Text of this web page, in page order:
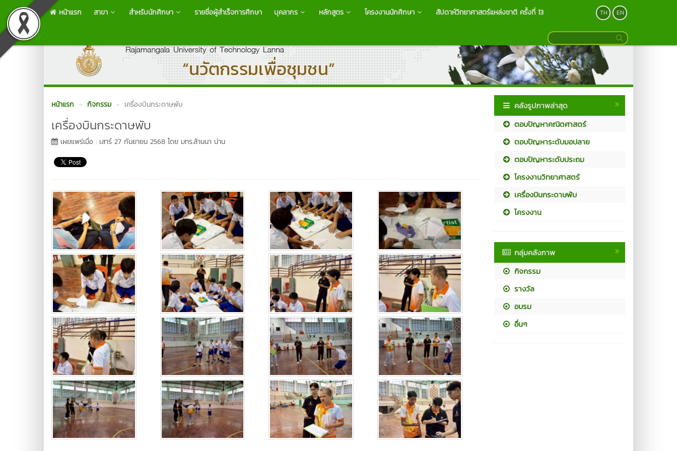
หน้าแรก สาขา สำหรับนักศึกษา รายชื่อผู้สำเร็จการศึกษา บุคลากร หลักสูตร โครงงานนักศึกษา สัปดาห์วิทยาศาสตร์แหล่งชาติ ครั้งที่ 13 TH EN
หน้าแรก กิจกรรม เครื่องบินกระดาษพับ
เครื่องบินกระดาษพับ
เผยแพร่เมื่อ : เสาร์ 27 กันยายน 2568 โดย มทร.ล้านนา น่าน
คลังรูปภาพล่าสุด
ตอบปัญหาคณิตศาสตร์
ตอบปัญหาระดับมอปลาย
ตอบปัญหาระดับประถม
โครงงานวิทยาศาสตร์
เครื่องบินกระดาษพับ
โครงงาน
กลุ่มคลังภาพ
กิจกรรม
รางวัล
อบรม
อื่นๆ